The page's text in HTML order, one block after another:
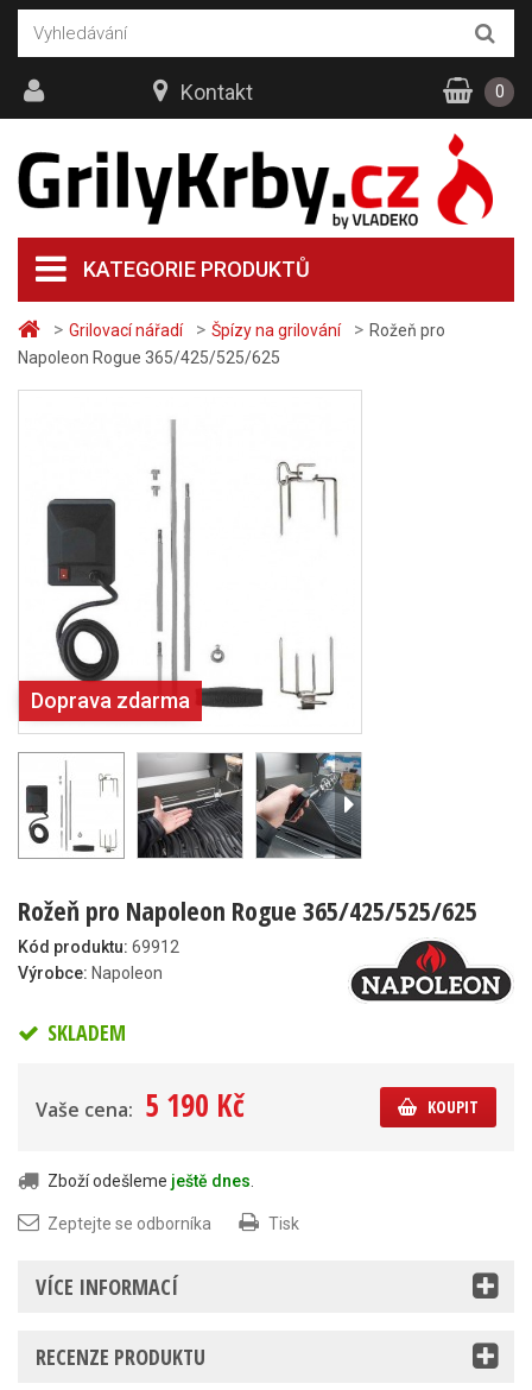
> Grilovací nářadí > Špízy na grilování > Rožeň pro
Napoleon Rogue 365/425/525/625
Doprava zdarma
Rožeň pro Napoleon Rogue 365/425/525/625
Kód produktu: 69912
Výrobce: Napoleon
SKLADEM
Vaše cena: 5 190 Kč KOUPIT
Zboží odešleme ještě dnes
Zeptejte se odborníka Tisk
VÍCE INFORMACÍ
RECENZE PRODUKTU
KATEGORIE PRODUKTŮ
Kontakt 0